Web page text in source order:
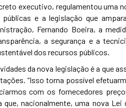
executivo, regulamentou uma
e a legislação que
Fernando Boeira, a
a segurança e a
dos recursos públicos.
da nova legislação é a que
“Isso torna possível
com os fornecedores
que, nacionalmente, uma nova